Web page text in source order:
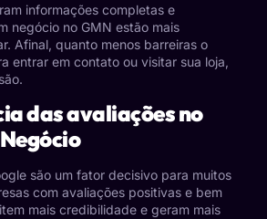
informações completas e
negócio no GMN estão mais
Afinal, quanto menos barreiras o
entrar em contato ou visitar sua loja,
das avaliações no
são um fator decisivo para muitos
com avaliações positivas e bem
mais credibilidade e geram mais